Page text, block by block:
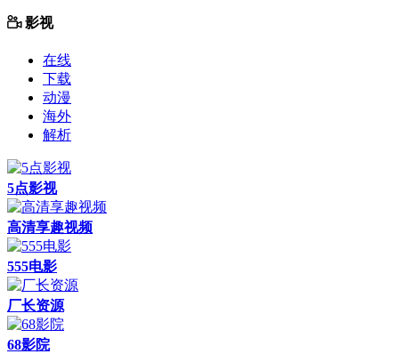
影视
在线
下载
动漫
海外
解析
5点影视
高清享趣视频
555电影
厂长资源
68影院